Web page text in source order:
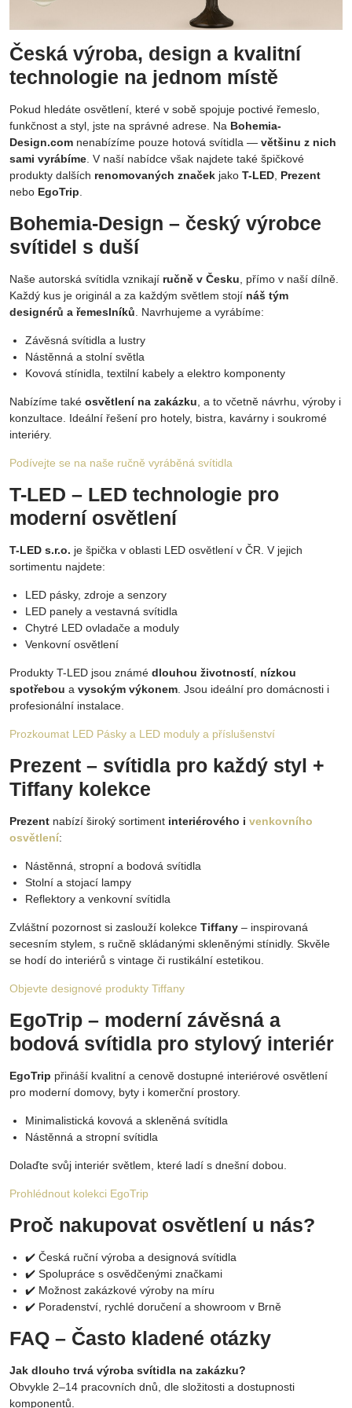
Česká výroba, design a kvalitní
technologie na jednom místě
Pokud hledáte osvětlení, které v sobě spojuje poctivé řemeslo,
funkčnost a styl, jste na správné adrese. Na Bohemia-
Design.com nenabízíme pouze hotová svítidla — většinu z nich
sami vyrábíme. V naší nabídce však najdete také špičkové
produkty dalších renomovaných značek jako T-LED, Prezent
nebo EgoTrip.
Bohemia-Design – český výrobce
svítidel s duší
Naše autorská svítidla vznikají ručně v Česku, přímo v naší dílně.
Každý kus je originál a za každým světlem stojí náš tým
designérů a řemeslníků. Navrhujeme a vyrábíme:
Závěsná svítidla a lustry
Nástěnná a stolní světla
Kovová stínidla, textilní kabely a elektro komponenty
Nabízíme také osvětlení na zakázku, a to včetně návrhu, výroby i
konzultace. Ideální řešení pro hotely, bistra, kavárny i soukromé
interiéry.
Podívejte se na naše ručně vyráběná svítidla
T-LED – LED technologie pro
moderní osvětlení
T-LED s.r.o. je špička v oblasti LED osvětlení v ČR. V jejich
sortimentu najdete:
LED pásky, zdroje a senzory
LED panely a vestavná svítidla
Chytré LED ovladače a moduly
Venkovní osvětlení
Produkty T-LED jsou známé dlouhou životností, nízkou
spotřebou a vysokým výkonem. Jsou ideální pro domácnosti i
profesionální instalace.
Prozkoumat LED Pásky a LED moduly a příslušenství
Prezent – svítidla pro každý styl +
Tiffany kolekce
Prezent nabízí široký sortiment interiérového i venkovního
osvětlení:
Nástěnná, stropní a bodová svítidla
Stolní a stojací lampy
Reflektory a venkovní svítidla
Zvláštní pozornost si zaslouží kolekce Tiffany – inspirovaná
secesním stylem, s ručně skládanými skleněnými stínidly. Skvěle
se hodí do interiérů s vintage či rustikální estetikou.
Objevte designové produkty Tiffany
EgoTrip – moderní závěsná a
bodová svítidla pro stylový interiér
EgoTrip přináší kvalitní a cenově dostupné interiérové osvětlení
pro moderní domovy, byty i komerční prostory.
Minimalistická kovová a skleněná svítidla
Nástěnná a stropní svítidla
Dolaďte svůj interiér světlem, které ladí s dnešní dobou.
Prohlédnout kolekci EgoTrip
Proč nakupovat osvětlení u nás?
✔️ Česká ruční výroba a designová svítidla
✔️ Spolupráce s osvědčenými značkami
✔️ Možnost zakázkové výroby na míru
✔️ Poradenství, rychlé doručení a showroom v Brně
FAQ – Často kladené otázky
Jak dlouho trvá výroba svítidla na zakázku?
Obvykle 2–14 pracovních dnů, dle složitosti a dostupnosti
komponentů.